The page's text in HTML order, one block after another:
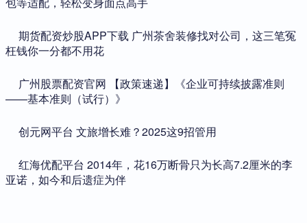
​期货配资炒股APP下载 广州茶舍装修找对公司，这三笔冤
枉钱你一分都不用花
​广州股票配资官网 【政策速递】《企业可持续披露准则
——基本准则（试行）》
​创元网平台 文旅增长难？2025这9招管用
​红海优配平台 2014年，花16万断骨只为长高7.2厘米的李
亚诺，如今和后遗症为伴